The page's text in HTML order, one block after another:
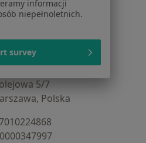
wiedzy
dla Specjalisty
ZnanyLekarz - Strona główna
5/7
Polska
informacji
niepełnoletnich.
survey